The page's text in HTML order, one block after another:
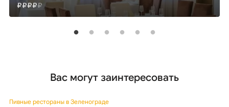
Вас могут заинтересовать
Пивные рестораны в Зеленограде